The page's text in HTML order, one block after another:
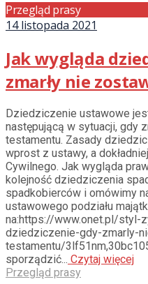
Przegląd prasy
14 listopada 2021
Jak wygląda
zmarły nie
Dziedziczenie ustawowe
następującą w sytuacji, gdy
testamentu. Zasady
wprost z ustawy, a
Cywilnego. Jak wygląda
kolejność dziedziczenia
spadkobierców i omówimy
ustawowego podziału
na:https://www.onet.pl/styl-
dziedziczenie-gdy-zmarly-
testamentu/
sporządzić... Czytaj więcej
Przegląd prasy